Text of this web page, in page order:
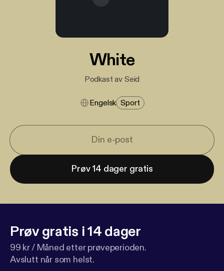
White
Podkast av Seid
Engelsk Sport
Prøv 14 dager gratis
Prøv gratis i 14 dager
99 kr / Måned etter prøveperioden.
Avslutt når som helst.